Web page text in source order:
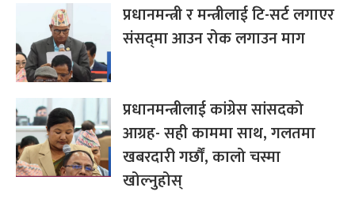
प्रधानमन्त्री र मन्त्रीलाई टि-सर्ट लगाएर
संसद्‌मा आउन रोक लगाउन माग
प्रधानमन्त्रीलाई कांग्रेस सांसदको
आग्रह- सही काममा साथ, गलतमा
खबरदारी गर्छौं, कालो चस्मा
खोल्नुहोस्